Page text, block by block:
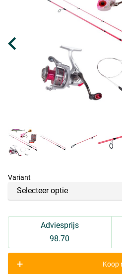
Variant
Adviesprijs
98.70
+ Koop